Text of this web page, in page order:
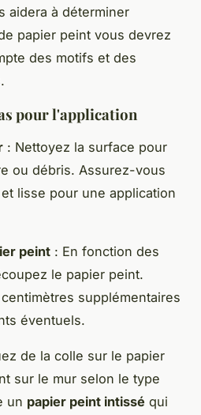
aidera à déterminer
papier peint vous devrez
des motifs et des
pour l'application
: Nettoyez la surface pour
ou débris. Assurez-vous
lisse pour une application
peint : En fonction des
le papier peint.
supplémentaires
éventuels.
de la colle sur le papier
sur le mur selon le type
un papier peint intissé qui